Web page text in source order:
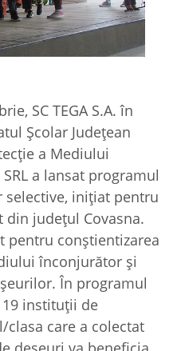
SC TEGA S.A. în
Școlar Județean
a Mediului
a lansat programul
selective, inițiat pentru
județul Covasna.
pentru conștientizarea
înconjurător și
În programul
instituții de
care a colectat